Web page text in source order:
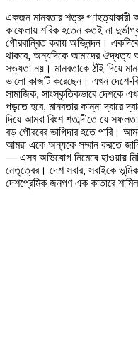
একজন মানবতার শত্রু
কাফেলায় শরিক হতেন কতই না
গৌরবান্বিত করায় অভিনন্দন।
থাকবে, অন্যদিকে আমাদের ঔদ্ধত্য
সভ্যতা নয়। মানবতাকে ঠাঁই দিয়ে
ভালো কাজটি করেছেন। এখন দেশে-
সামাজিক, সাংস্কৃতিকভাবে দেশকে
পড়তে হবে, মানবতার কান্না দ্বারে
দিয়ে আমরা বিংশ শতাব্দীতে যে
বড় গৌরবের ভাগিদার হতে পারি।
আমরা একে অন্যকে সম্মান করতে
— এসব অভিযোগ নিমেষে হাওয়ায়
নেতৃত্বের। দেশ সবার, সবাইকে
দেশপ্রেমিক জনগণ এক কাতারে